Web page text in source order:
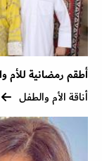
أطقم رمضانية للأم
أناقة الأم والطفل